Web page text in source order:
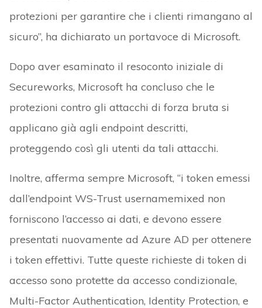
protezioni per garantire che i clienti rimangano al
sicuro”, ha dichiarato un portavoce di Microsoft.
Dopo aver esaminato il resoconto iniziale di
Secureworks, Microsoft ha concluso che le
protezioni contro gli attacchi di forza bruta si
applicano già agli endpoint descritti,
proteggendo così gli utenti da tali attacchi.
Inoltre, afferma sempre Microsoft, “i token emessi
dall’endpoint WS-Trust usernamemixed non
forniscono l’accesso ai dati, e devono essere
presentati nuovamente ad Azure AD per ottenere
i token effettivi. Tutte queste richieste di token di
accesso sono protette da accesso condizionale,
Multi-Factor Authentication, Identity Protection, e